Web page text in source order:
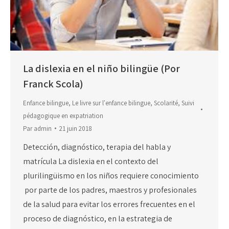
La dislexia en el niño bilingüe (Por
Franck Scola)
Enfance bilingue, Le livre sur l'enfance bilingue, Scolarité, Suivi
pédagogique en expatriation
Paradmin 21 juin 2018
Detección, diagnóstico, terapia del habla y
matrícula La dislexia en el contexto del
plurilingüismo en los niños requiere conocimiento
por parte de los padres, maestros y profesionales
de la salud para evitar los errores frecuentes en el
proceso de diagnóstico, en la estrategia de